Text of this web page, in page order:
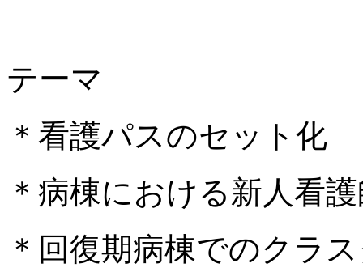
テーマ
＊看護パスのセット化
＊病棟における新人看
＊回復期病棟でのクラ